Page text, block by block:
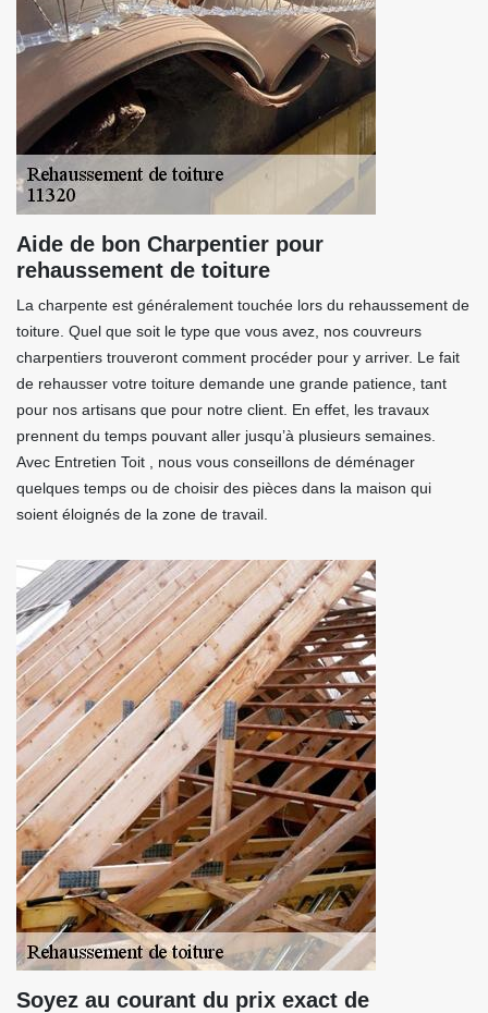
Aide de bon Charpentier pour
rehaussement de toiture
La charpente est généralement touchée lors du rehaussement de
toiture. Quel que soit le type que vous avez, nos couvreurs
charpentiers trouveront comment procéder pour y arriver. Le fait
de rehausser votre toiture demande une grande patience, tant
pour nos artisans que pour notre client. En effet, les travaux
prennent du temps pouvant aller jusqu’à plusieurs semaines.
Avec Entretien Toit , nous vous conseillons de déménager
quelques temps ou de choisir des pièces dans la maison qui
soient éloignés de la zone de travail.
Soyez au courant du prix exact de